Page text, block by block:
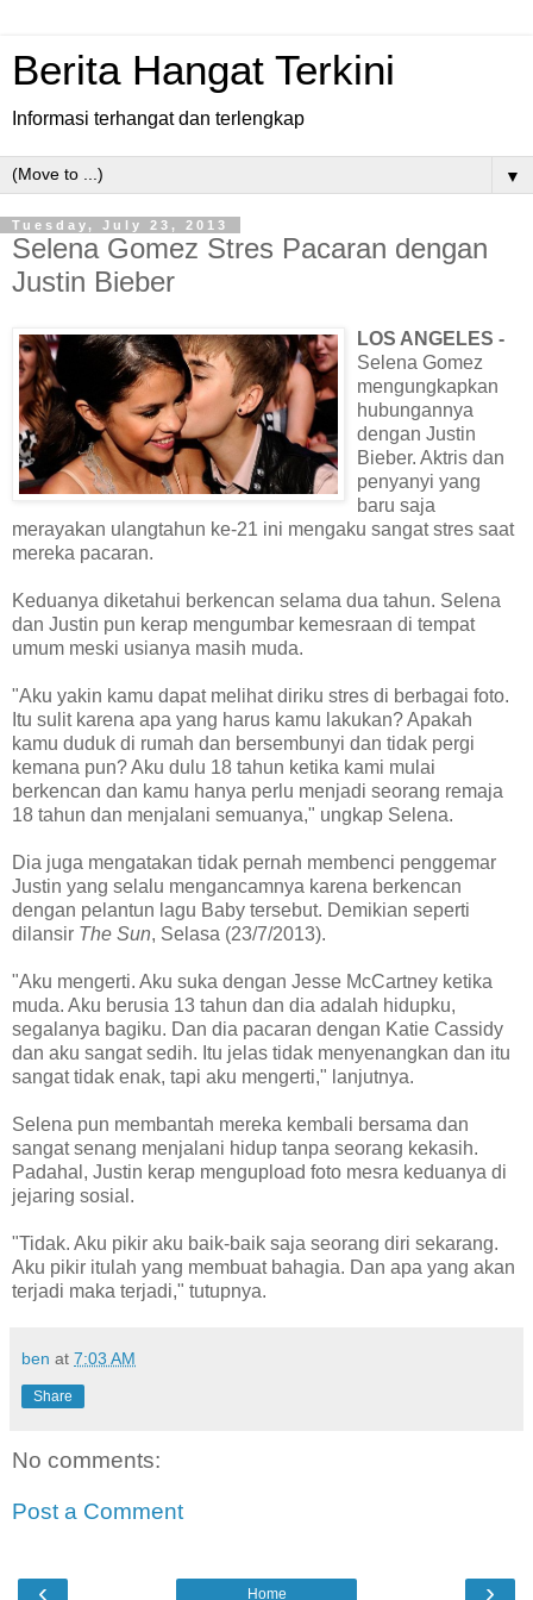
Berita Hangat Terkini
Informasi terhangat dan terlengkap
▼
Tuesday, July 23, 2013
Selena Gomez Stres Pacaran dengan
Justin Bieber
LOS ANGELES -
Selena Gomez
mengungkapkan
hubungannya
dengan Justin
Bieber. Aktris dan
penyanyi yang
baru saja
merayakan ulangtahun ke-21 ini mengaku sangat stres saat
mereka pacaran.
Keduanya diketahui berkencan selama dua tahun. Selena
dan Justin pun kerap mengumbar kemesraan di tempat
umum meski usianya masih muda.
"Aku yakin kamu dapat melihat diriku stres di berbagai foto.
Itu sulit karena apa yang harus kamu lakukan? Apakah
kamu duduk di rumah dan bersembunyi dan tidak pergi
kemana pun? Aku dulu 18 tahun ketika kami mulai
berkencan dan kamu hanya perlu menjadi seorang remaja
18 tahun dan menjalani semuanya," ungkap Selena.
Dia juga mengatakan tidak pernah membenci penggemar
Justin yang selalu mengancamnya karena berkencan
dengan pelantun lagu Baby tersebut. Demikian seperti
dilansir The Sun, Selasa (23/7/2013).
"Aku mengerti. Aku suka dengan Jesse McCartney ketika
muda. Aku berusia 13 tahun dan dia adalah hidupku,
segalanya bagiku. Dan dia pacaran dengan Katie Cassidy
dan aku sangat sedih. Itu jelas tidak menyenangkan dan itu
sangat tidak enak, tapi aku mengerti," lanjutnya.
Selena pun membantah mereka kembali bersama dan
sangat senang menjalani hidup tanpa seorang kekasih.
Padahal, Justin kerap mengupload foto mesra keduanya di
jejaring sosial.
"Tidak. Aku pikir aku baik-baik saja seorang diri sekarang.
Aku pikir itulah yang membuat bahagia. Dan apa yang akan
terjadi maka terjadi," tutupnya.
ben at 7:03 AM
Share
No comments:
Post a Comment
‹ ›
Home